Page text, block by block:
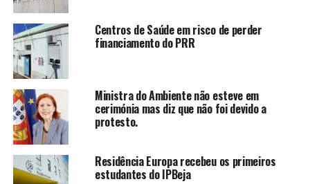
Centros de Saúde em risco de perder
financiamento do PRR
Ministra do Ambiente não esteve em
cerimónia mas diz que não foi devido a
protesto.
Residência Europa recebeu os primeiros
estudantes do IPBeja